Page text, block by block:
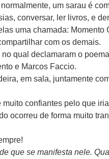
um sarau é
conversar, ler livros, e
uma chamada:
com os demais.
qual declamaram o
e Marcos Faccio.
em sala, juntamente
confiantes pelo que
ocorreu de forma muito
que se manifesta nele.